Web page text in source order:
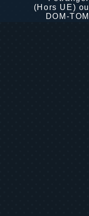
(Hors UE) ou
DOM-TOM